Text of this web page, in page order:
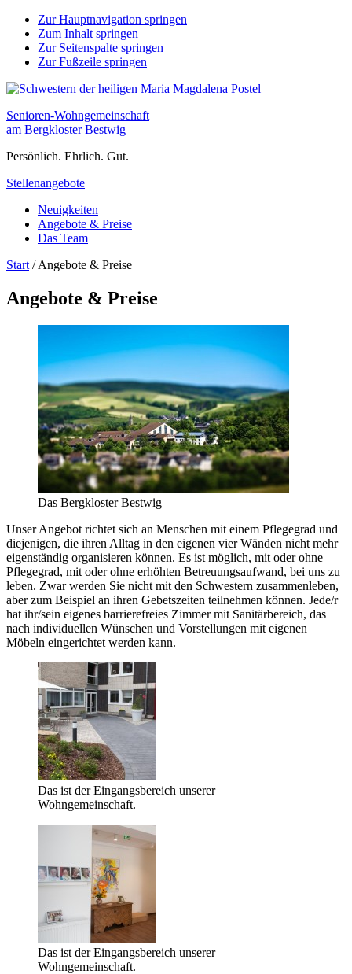
Zur Hauptnavigation springen
Zum Inhalt springen
Zur Seitenspalte springen
Zur Fußzeile springen
Senioren-Wohngemeinschaft
am Bergkloster Bestwig
Persönlich. Ehrlich. Gut.
Stellenangebote
Neuigkeiten
Angebote & Preise
Das Team
Start /Angebote & Preise
Angebote & Preise
Das Bergkloster Bestwig
Unser Angebot richtet sich an Menschen mit einem Pflegegrad und
diejenigen, die ihren Alltag in den eigenen vier Wänden nicht mehr
eigenständig organisieren können. Es ist möglich, mit oder ohne
Pflegegrad, mit oder ohne erhöhten Betreuungsaufwand, bei uns zu
leben. Zwar werden Sie nicht mit den Schwestern zusammenleben,
aber zum Beispiel an ihren Gebetszeiten teilnehmen können. Jede/r
hat ihr/sein eigenes barrierefreies Zimmer mit Sanitärbereich, das
nach individuellen Wünschen und Vorstellungen mit eigenen
Möbeln eingerichtet werden kann.
Das ist der Eingangsbereich unserer
Wohngemeinschaft.
Das ist der Eingangsbereich unserer
Wohngemeinschaft.